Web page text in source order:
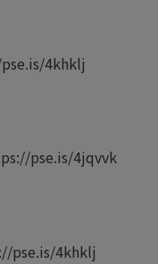
4khklj
pse.is/4jqvvk
pse.is/4khklj